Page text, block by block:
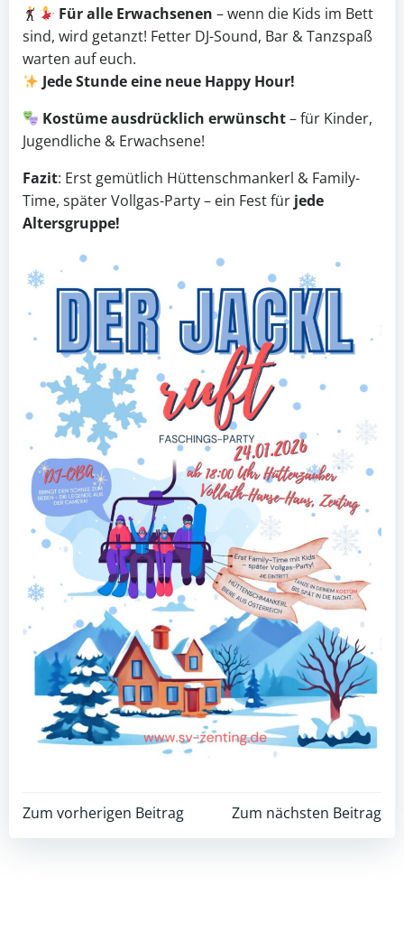
Für alle Erwachsenen – wenn die Kids im Bett
sind, wird getanzt! Fet­ter DJ-Sound, Bar & Tanzspaß
warten auf euch.
Jede Stunde eine neue Happy Hour!
Kostüme ausdrücklich erwünscht– für Kinder,
Jugendliche & Erwachsene!
Fazit: Erst gemütlich Hüttenschmankerl & Family-
Time, später Vollgas-Party – ein Fest für jede
Altersgruppe!
Post
Zum vorherigen Beitrag
Post
Zum nächsten Beitrag